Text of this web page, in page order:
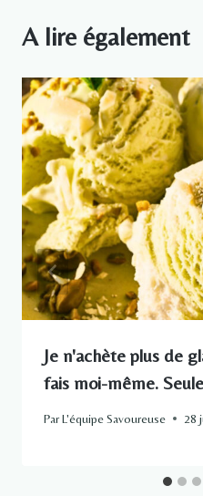
A lire également
Je n'achète plus de
fais moi-même.
ParL'équipe Savoureuse 28